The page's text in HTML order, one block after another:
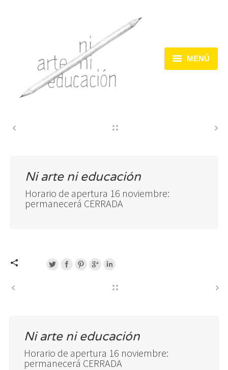
MENÚ
Inicio
Acciones
Ni arte ni educación
Horario de apertura 16 noviembre:
permanecerá CERRADA
Ni arte ni educación
Horario de apertura 16 noviembre:
permanecerá CERRADA